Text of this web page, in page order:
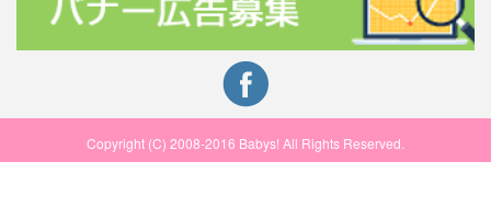
Copyright (C) 2008-2016 Babys! All Rights Reserved.